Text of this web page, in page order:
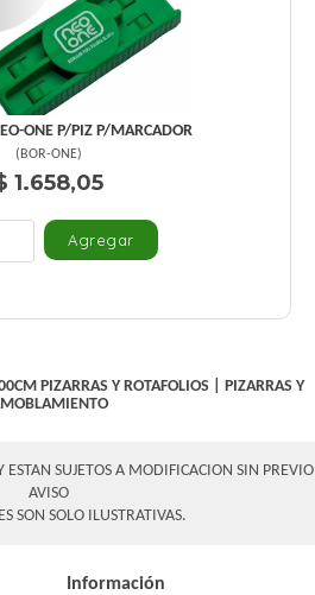
ONE P/PIZ P/MARCADOR
(BOR-ONE)
1.658,05
PIZARRAS Y ROTAFOLIOS
PIZARRAS Y
ESTAN SUJETOS A MODIFICACION SIN PREVIO
AVISO
SON SOLO ILUSTRATIVAS.
Información